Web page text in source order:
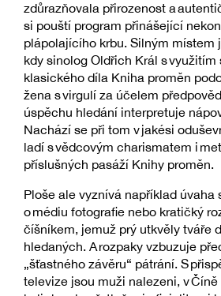
zdůrazňovala přirozenost a
si pouští program přinášející
plápolajícího krbu. Silným místem
kdy sinolog Oldřich Král s
klasického díla Kniha proměn
žena s virgulí za účelem
úspěchu hledání interpretuje
Nachází se při tom v jakési
ladí s vědcovým charismatem i
příslušných pasáží Knihy proměn.
Ploše ale vyznívá například úvaha
o médiu fotografie nebo kratičký
číšníkem, jemuž prý utkvěly tváře
hledaných. A rozpaky vzbuzuje
„šťastného závěru“ pátrání. S
televize jsou muži nalezeni, v